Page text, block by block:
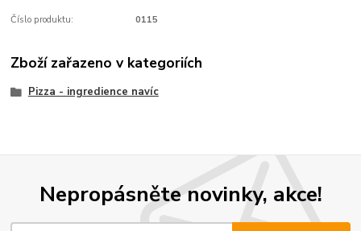
Číslo produktu: 0115
Zboží zařazeno v kategoriích
Pizza - ingredience navíc
Nepropásněte novinky, akce!